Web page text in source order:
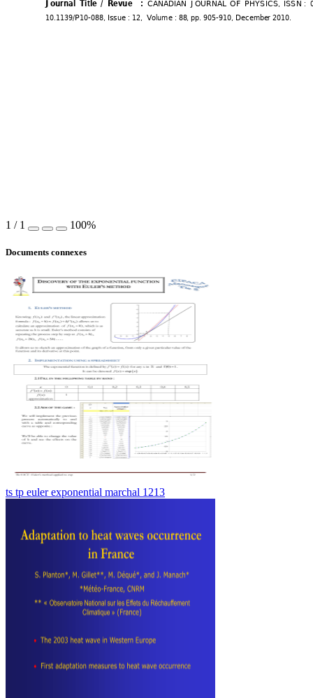
Journal Title / Revue : CANADIAN JOURNAL OF PHYSICS, ISSN :
10.1139/P10-088, Issue : 12, Volume : 88, pp. 905-910, December 2010.
1 / 1 100%
Documents connexes
ts tp euler exponential marchal 1213